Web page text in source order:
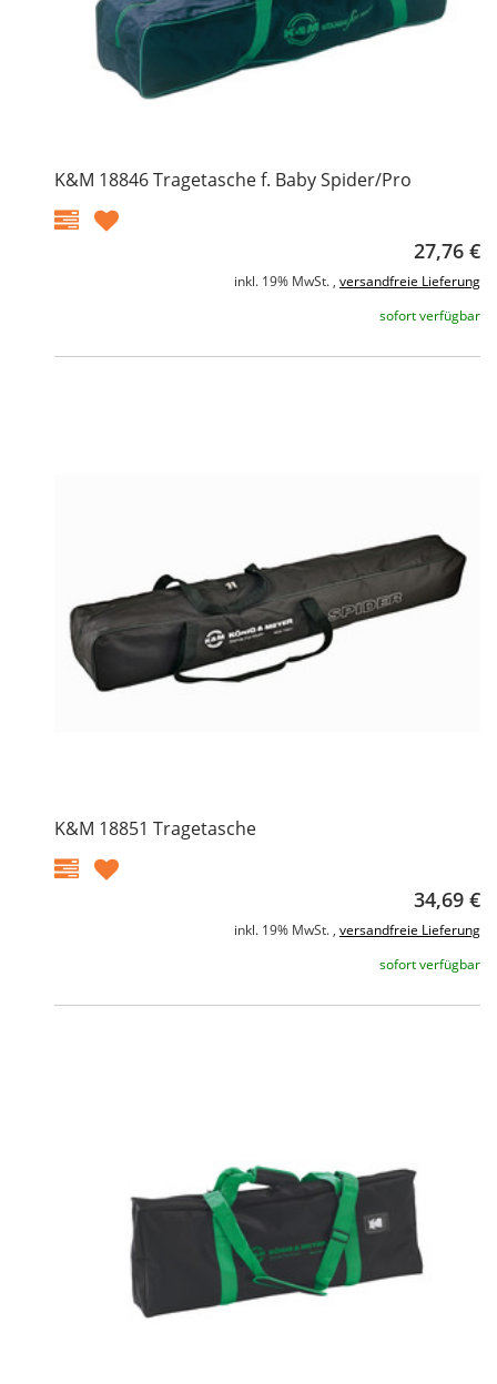
K&M 18846 Tragetasche f. Baby Spider/Pro
27,76 €
inkl. 19% MwSt. , versandfreie Lieferung
sofort verfügbar
K&M 18851 Tragetasche
34,69 €
inkl. 19% MwSt. , versandfreie Lieferung
sofort verfügbar